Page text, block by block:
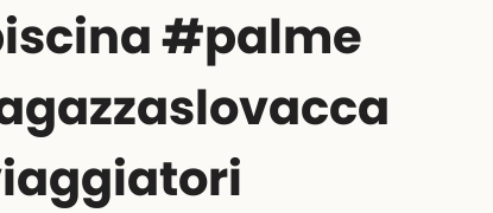
#palme